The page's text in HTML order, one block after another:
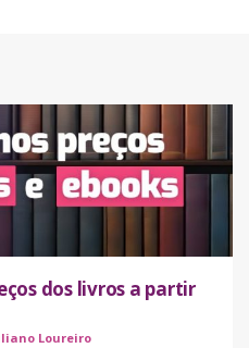
dos livros a partir
Loureiro